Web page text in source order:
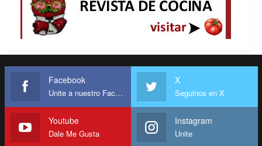
Facebook
Unite a nuestro Facebook
X
Seguinos en X
Youtube
Dale Me Gusta
Instagram
Unite